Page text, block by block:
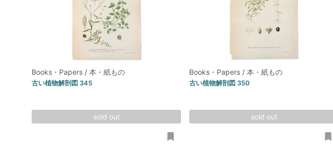
Books・Papers / 本・紙もの
古い植物解剖図 345
sold out
Books・Papers / 本・紙もの
古い植物解剖図 350
sold out